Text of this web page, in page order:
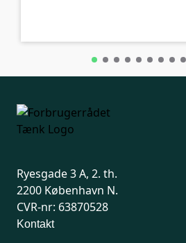
Ryesgade 3 A, 2. th.
2200 København N.
CVR-nr: 63870528
Kontakt